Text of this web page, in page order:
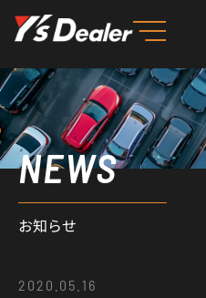
を
ス
キ
ッ
プ NEWS
お知らせ
2020.05.16